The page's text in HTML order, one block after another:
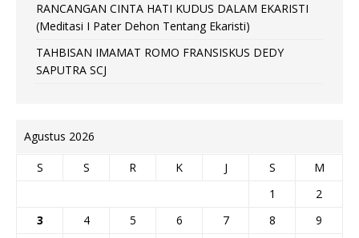
RANCANGAN CINTA HATI KUDUS DALAM EKARISTI
(Meditasi I Pater Dehon Tentang Ekaristi)
TAHBISAN IMAMAT ROMO FRANSISKUS DEDY
SAPUTRA SCJ
Agustus 2026
S S R K J S
M
1
2
3
4 5 6 7 8
9